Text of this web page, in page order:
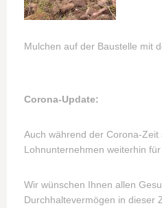
Mulchen auf der Baustelle mit
Corona-Update:
Auch während der Corona-Zeit
Lohnunternehmen weiterhin
Wir wünschen Ihnen allen
Durchhaltevermögen in dieser